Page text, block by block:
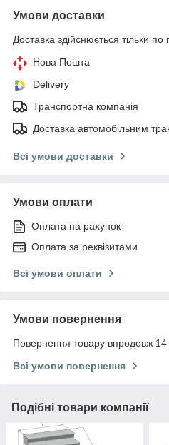
Умови доставки
Доставка здійснюється тільки по
Нова Пошта
Delivery
Транспортна компанія
Доставка автомобільним
Всі умови доставки
Умови оплати
Оплата на рахунок
Оплата за реквізитами
Всі умови оплати
Умови повернення
Повернення товару впродовж 14
Всі умови повернення
Подібні товари компанії